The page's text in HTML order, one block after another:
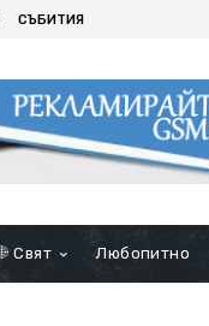
СЪБИТИЯ
Свят Любопитно